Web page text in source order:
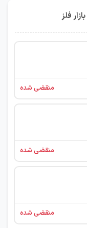
فلز
منقضی شده
منقضی شده
منقضی شده